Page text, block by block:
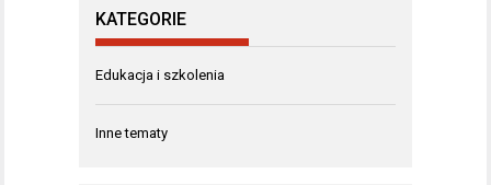
KATEGORIE
Edukacja i szkolenia
Inne tematy